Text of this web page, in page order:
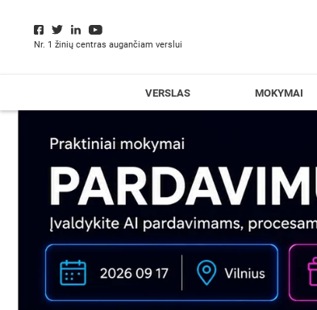
Nr. 1 žinių centras augančiam verslui
VERSLAS MOKYMAI